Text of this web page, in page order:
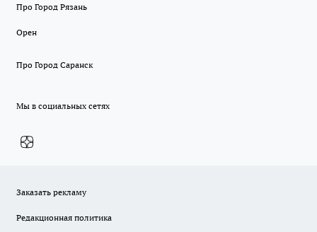
Про Город Рязань
Орен
Про Город Саранск
Мы в социальных сетях
Заказать рекламу
Редакционная политика